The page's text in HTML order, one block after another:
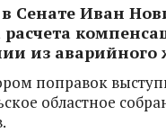
Сенате Иван
из аварийного
поправок
областное